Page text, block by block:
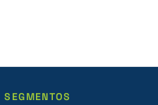
SEGMENTOS